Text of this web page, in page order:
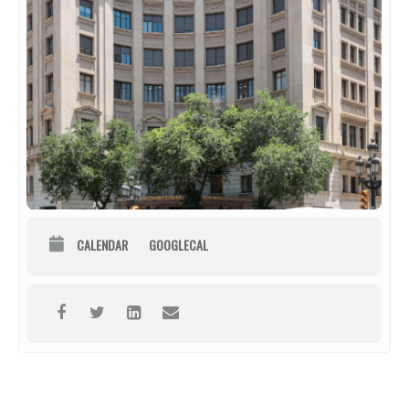
CALENDAR GOOGLECAL